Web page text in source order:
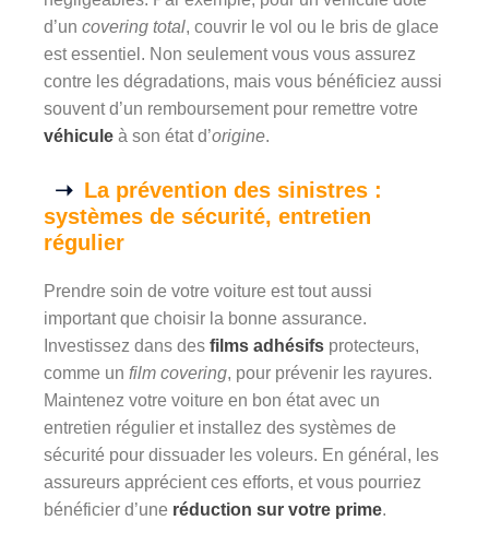
d’un covering total, couvrir le vol ou le bris de glace
est essentiel. Non seulement vous vous assurez
contre les dégradations, mais vous bénéficiez aussi
souvent d’un remboursement pour remettre votre
véhicule à son état d’origine.
La prévention des sinistres :
systèmes de sécurité, entretien
régulier
Prendre soin de votre voiture est tout aussi
important que choisir la bonne assurance.
Investissez dans des films adhésifs protecteurs,
comme un film covering, pour prévenir les rayures.
Maintenez votre voiture en bon état avec un
entretien régulier et installez des systèmes de
sécurité pour dissuader les voleurs. En général, les
assureurs apprécient ces efforts, et vous pourriez
bénéficier d’une réduction sur votre prime.